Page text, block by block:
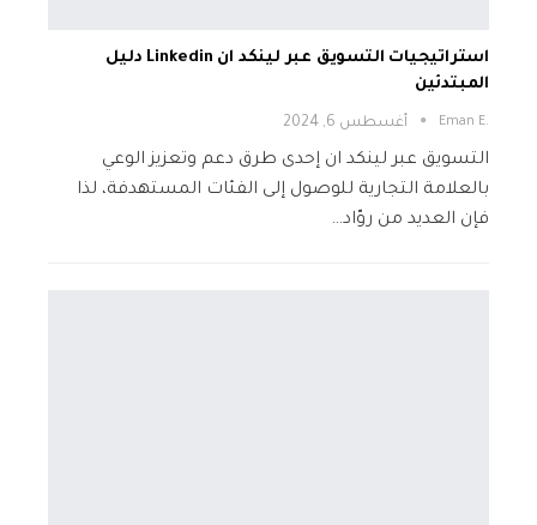
استراتيجيات التسويق عبر لينكد ان Linkedin دليل
المبتدئين
.Eman E أغسطس 6, 2024
التسويق عبر لينكد ان إحدى طرق دعم وتعزيز الوعي
بالعلامة التجارية للوصول إلى الفئات المستهدفة، لذا
فإن العديد من روّاد…